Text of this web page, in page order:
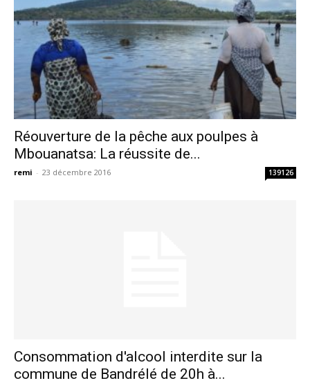
Réouverture de la pêche aux poulpes à
Mbouanatsa: La réussite de...
remi - 23 décembre 2016 139126
Consommation d'alcool interdite sur la
commune de Bandrélé de 20h à...